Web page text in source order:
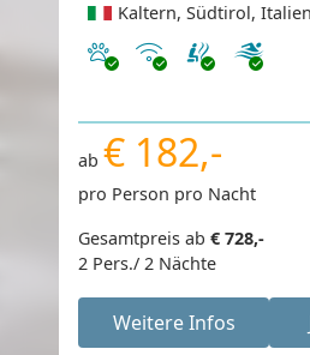
Kaltern, Südtirol, Italien
Haustiere erlaubt
Internet
ab € 182,-
pro Person pro Nacht
Gesamtpreis ab € 728,-
2 Pers./ 2 Nächte
Weitere Infos